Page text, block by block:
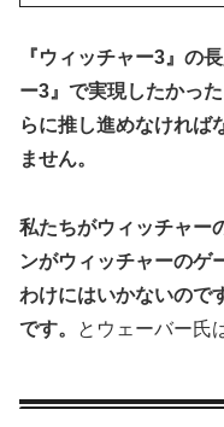
『ウィッチャー3』の
ー3』で実現したかっ
らに推し進めなければ
ません。
私たちがウィッチャー
ンがウィッチャーのゲ
わけにはいかないので
です。
とウェーバー氏